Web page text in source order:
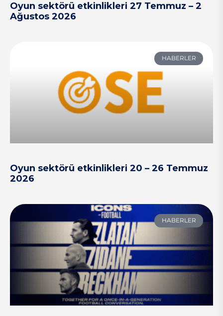
Oyun sektörü etkinlikleri 27 Temmuz – 2
Ağustos 2026
HABERLER
Oyun sektörü etkinlikleri 20 – 26 Temmuz
2026
HABERLER